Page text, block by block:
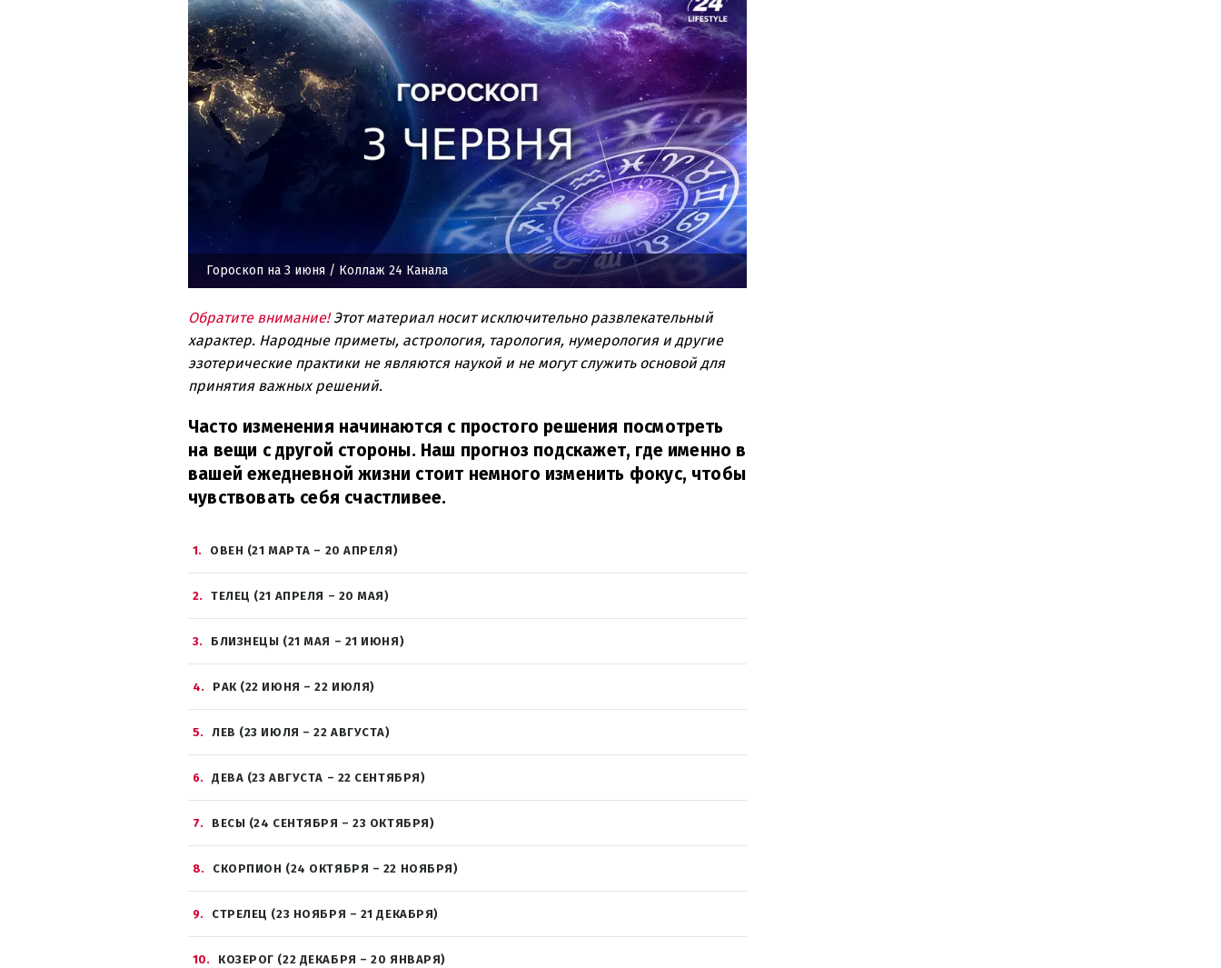
Гороскоп на 3 июня / Коллаж 24 Канала
Обратите внимание!Этот материал носит исключительно развлекательный
характер. Народные приметы, астрология, тарология, нумерология и другие
эзотерические практики не являются наукой и не могут служить основой для
принятия важных решений.
Часто изменения начинаются с простого решения посмотреть
на вещи с другой стороны. Наш прогноз подскажет, где именно в
вашей ежедневной жизни стоит немного изменить фокус, чтобы
чувствовать себя счастливее.
1 ОВЕН (21 МАРТА – 20 АПРЕЛЯ)
2 ТЕЛЕЦ (21 АПРЕЛЯ – 20 МАЯ)
3 БЛИЗНЕЦЫ (21 МАЯ – 21 ИЮНЯ)
4 РАК (22 ИЮНЯ – 22 ИЮЛЯ)
5 ЛЕВ (23 ИЮЛЯ – 22 АВГУСТА)
6 ДЕВА (23 АВГУСТА – 22 СЕНТЯБРЯ)
7 ВЕСЫ (24 СЕНТЯБРЯ – 23 ОКТЯБРЯ)
8 СКОРПИОН (24 ОКТЯБРЯ – 22 НОЯБРЯ)
9 СТРЕЛЕЦ (23 НОЯБРЯ – 21 ДЕКАБРЯ)
10 КОЗЕРОГ (22 ДЕКАБРЯ – 20 ЯНВАРЯ)